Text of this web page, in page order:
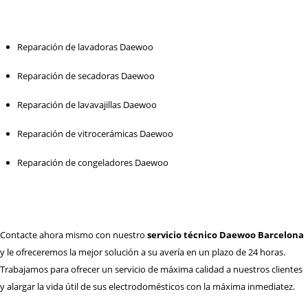
Reparación de lavadoras Daewoo
Reparación de secadoras Daewoo
Reparación de lavavajillas Daewoo
Reparación de vitrocerámicas Daewoo
Reparación de congeladores Daewoo
Contacte ahora mismo con nuestro servicio técnico Daewoo Barcelona
y le ofreceremos la mejor solución a su avería en un plazo de 24 horas.
Trabajamos para ofrecer un servicio de máxima calidad a nuestros clientes
y alargar la vida útil de sus electrodomésticos con la máxima inmediatez.